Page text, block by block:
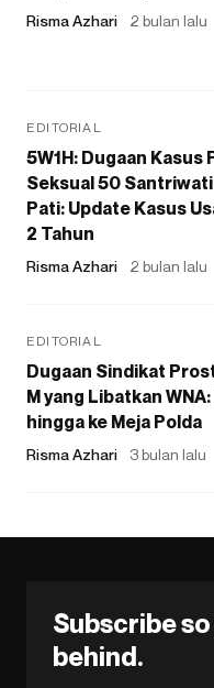
Risma Azhari 2 bulan lalu
EDITORIAL
5W1H: Dugaan Kasus
Seksual 50
Pati: Update Kasus
2 Tahun
Risma Azhari 2 bulan lalu
EDITORIAL
Dugaan Sindikat
M yang Libatkan
hingga ke Meja Polda
Risma Azhari 3 bulan lalu
Subscribe
behind.